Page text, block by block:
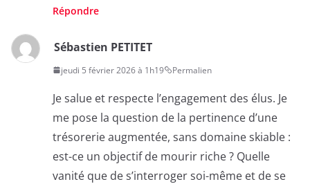
Répondre
Sébastien PETITET
jeudi 5 février 2026 à 1h19 Permalien
Je salue et respecte l’engagement des élus. Je
me pose la question de la pertinence d’une
trésorerie augmentée, sans domaine skiable :
est-ce un objectif de mourir riche ? Quelle
vanité que de s’interroger soi-même et de se